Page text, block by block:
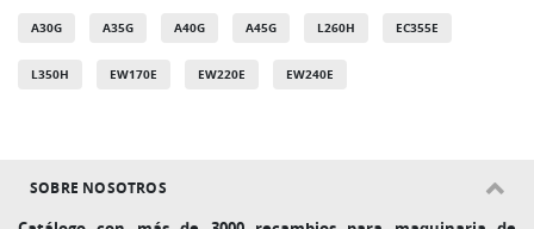
A30G A35G A40G A45G L260H EC355E
L350H EW170E EW220E EW240E
SOBRE NOSOTROS